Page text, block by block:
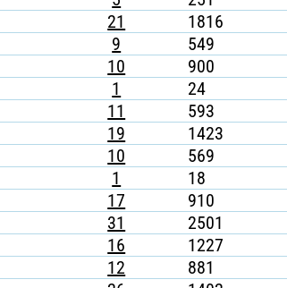
21 1816
9 549
10 900
1 24
11 593
19 1423
10 569
1 18
17 910
31 2501
16 1227
12 881